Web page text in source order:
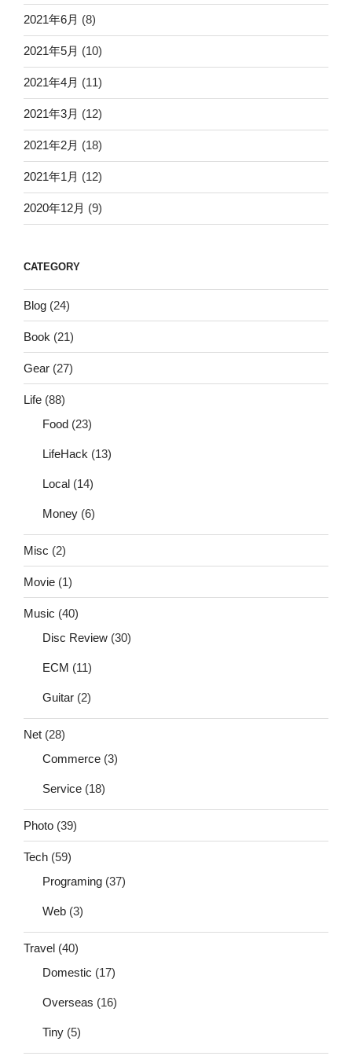
2021年6月 (8)
2021年5月 (10)
2021年4月 (11)
2021年3月 (12)
2021年2月 (18)
2021年1月 (12)
2020年12月 (9)
CATEGORY
Blog (24)
Book (21)
Gear (27)
Life (88)
Food (23)
LifeHack (13)
Local (14)
Money (6)
Misc (2)
Movie (1)
Music (40)
Disc Review (30)
ECM (11)
Guitar (2)
Net (28)
Commerce (3)
Service (18)
Photo (39)
Tech (59)
Programing (37)
Web (3)
Travel (40)
Domestic (17)
Overseas (16)
Tiny (5)